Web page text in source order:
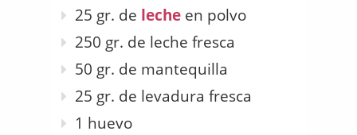
25 gr. de leche en polvo
250 gr. de leche fresca
50 gr. de mantequilla
25 gr. de levadura fresca
1 huevo